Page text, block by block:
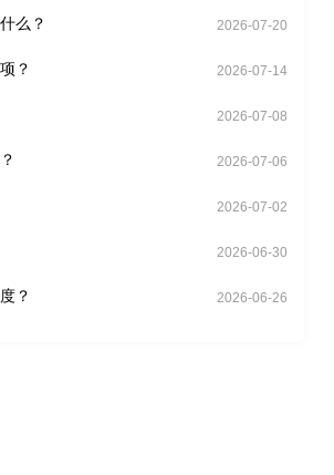
么？ 2026-07-20
？ 2026-07-14
2026-07-08
2026-07-06
2026-07-02
2026-06-30
？ 2026-06-26